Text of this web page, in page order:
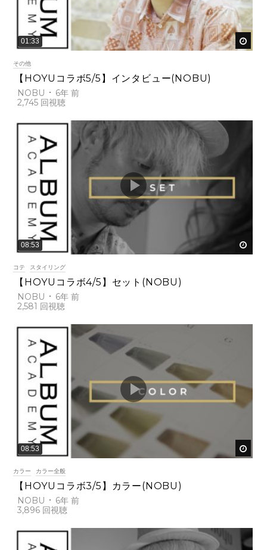
01:33
その他
【HOYUコラボ5/5】インタビュー(NOBU)
NOBU
6年 前
2,745
08:53
コテ スタイリング
【HOYUコラボ4/5】セット(NOBU)
NOBU
6年 前
2,581
08:53
カラー カラー全般
【HOYUコラボ3/5】カラー(NOBU)
NOBU
6年 前
3,896